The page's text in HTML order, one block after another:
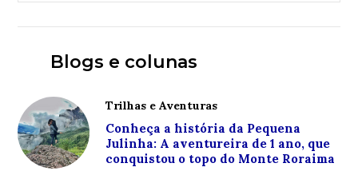
Blogs e colunas
Trilhas e Aventuras
Conheça a história da Pequena
Julinha: A aventureira de 1 ano, que
conquistou o topo do Monte Roraima